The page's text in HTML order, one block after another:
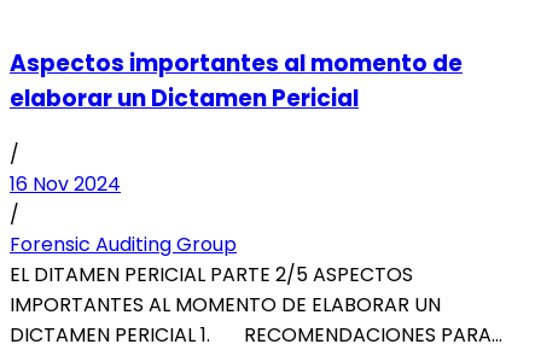
Aspectos importantes al momento de
elaborar un Dictamen Pericial
/
16 Nov 2024
/
Forensic Auditing Group
EL DITAMEN PERICIAL PARTE 2/5 ASPECTOS
IMPORTANTES AL MOMENTO DE ELABORAR UN
DICTAMEN PERICIAL 1. RECOMENDACIONES PARA